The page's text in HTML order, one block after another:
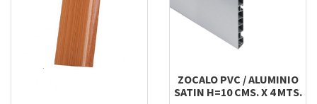
ZOCALO PVC / ALUMINIO
SATIN H=10 CMS. X 4 MTS.